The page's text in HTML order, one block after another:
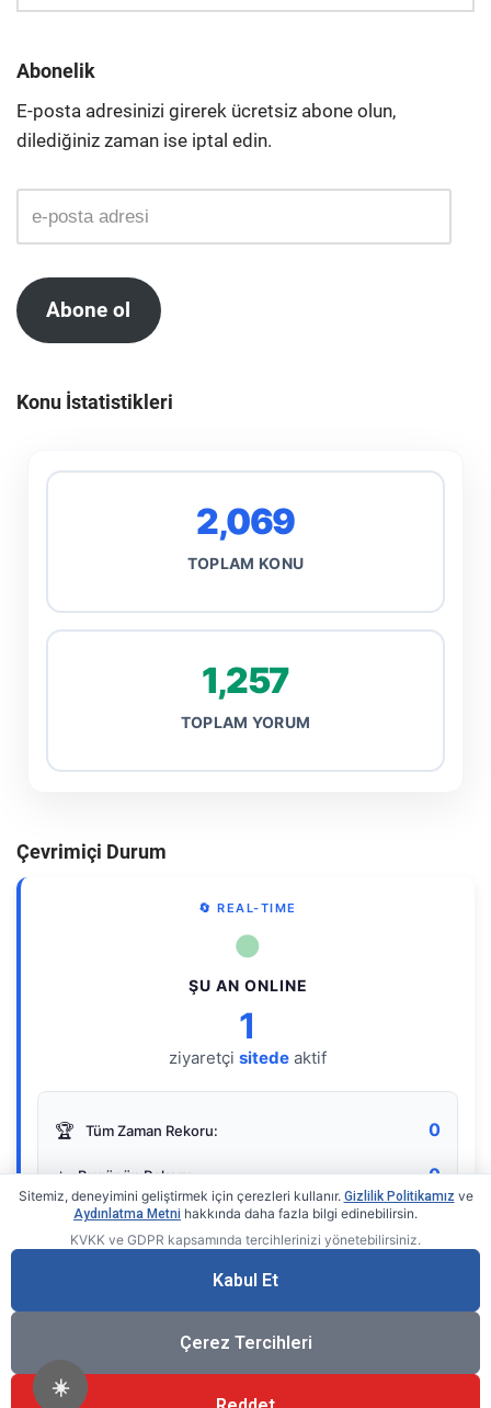
☀️
Abonelik
E-posta adresinizi girerek ücretsiz abone olun,
dilediğiniz zaman ise iptal edin.
Abone ol
Konu İstatistikleri
2,069
TOPLAM KONU
1,257
TOPLAM YORUM
Çevrimiçi Durum
🔄 REAL-TIME
●
ŞU AN ONLINE
1
ziyaretçi sitede aktif
🏆 Tüm Zaman Rekoru: 0
⭐ Bugünün Rekoru: 0
Gerçek zamanlı sayaç
Sitemiz, deneyimini geliştirmek için çerezleri kullanır. Gizlilik Politikamız ve
Aydınlatma Metni hakkında daha fazla bilgi edinebilirsin.
KVKK ve GDPR kapsamında tercihlerinizi yönetebilirsiniz.
Kabul Et
Çerez Tercihleri